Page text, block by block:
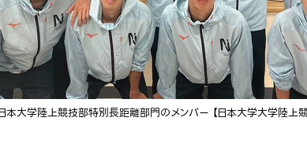
本大学陸上競技部特別長距離部門のメンバー 【日本大学大学陸上